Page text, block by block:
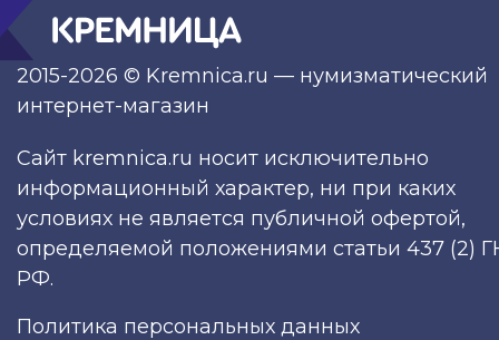
2015-2026 © Kremnica.ru — нумизматический
интернет-магазин
Сайт kremnica.ru носит исключительно
информационный характер, ни при каких
условиях не является публичной офертой,
определяемой положениями статьи 437 (2)
РФ.
Политика персональных данных